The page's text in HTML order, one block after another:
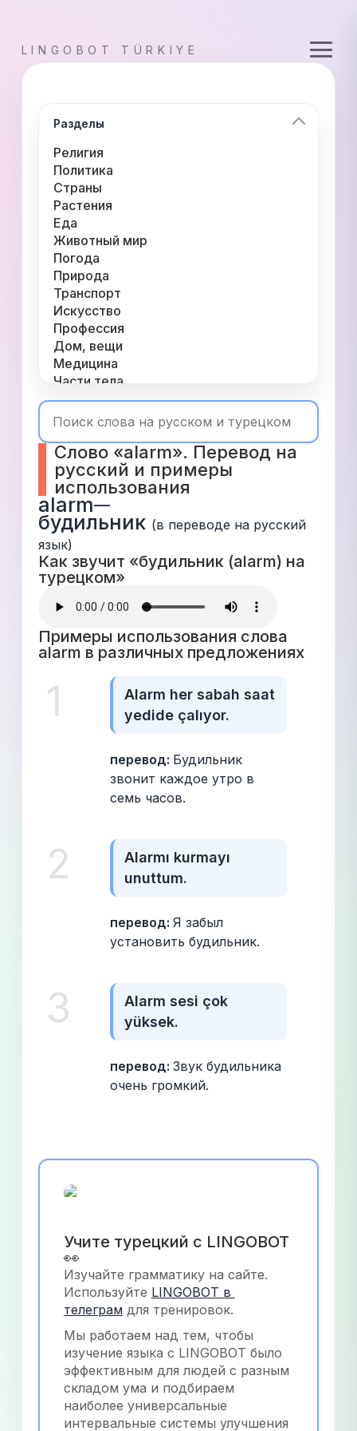
LINGOBOT TÜRKIYE
Разделы
Религия
Политика
Страны
Растения
Еда
Животный мир
Погода
Природа
Транспорт
Искусство
Профессия
Дом, вещи
Медицина
Части тела
Одежда
Время
Числа
Глаголы
Служебные
Существительные
Прилагательные
Слово «alarm». Перевод на
русский и примеры
использования
alarm—
будильник (в переводе на русский
язык)
Как звучит «будильник (alarm) на
турецком»
Примеры использования слова
alarm в различных предложениях
1
Alarm her sabah saat
yedide çalıyor.
перевод: Будильник
звонит каждое утро в
семь часов.
2
Alarmı kurmayı
unuttum.
перевод: Я забыл
установить будильник.
3
Alarm sesi çok
yüksek.
перевод: Звук будильника
очень громкий.
Учите турецкий с LINGOBOT
👀
Изучайте грамматику на сайте.
Используйте LINGOBOT в
телеграм для тренировок.
Мы работаем над тем, чтобы
изучение языка с LINGOBOT было
эффективным для людей с разным
складом ума и подбираем
наиболее универсальные
интервальные системы улучшения